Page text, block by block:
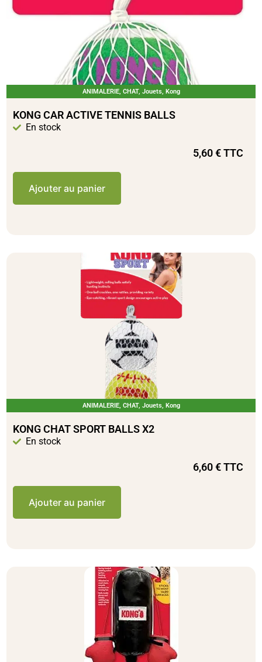
ANIMALERIE, CHAT, Jouets, Kong
KONG CAR ACTIVE TENNIS BALLS
En stock
5,60€TTC
Ajouter au panier
ANIMALERIE, CHAT, Jouets, Kong
KONG CHAT SPORT BALLS X2
En stock
6,60€TTC
Ajouter au panier